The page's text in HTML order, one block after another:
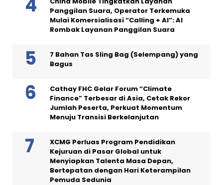
Panggilan Suara, Operator Terkemuka
Mulai Komersialisasi “Calling + AI”: AI
Rombak Layanan Panggilan Suara
7 Bahan Tas Sling Bag (Selempang) yang
Bagus
Cathay FHC Gelar Forum “Climate
Finance” Terbesar di Asia, Cetak Rekor
Jumlah Peserta, Perkuat Momentum
Menuju Transisi Berkelanjutan
XCMG Perluas Program Pendidikan
Kejuruan di Pasar Global untuk
Menyiapkan Talenta Masa Depan,
Bertepatan dengan Hari Keterampilan
Pemuda Sedunia